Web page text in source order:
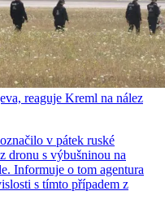
reaguje Kreml na nález
v pátek ruské
dronu s výbušninou na
Informuje o tom agentura
s tímto případem z